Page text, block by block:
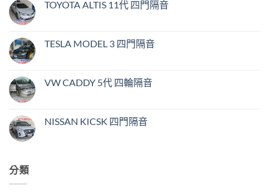
TOYOTA ALTIS 11代 四門隔音
TESLA MODEL 3 四門隔音
VW CADDY 5代 四輪隔音
NISSAN KICSK 四門隔音
分類